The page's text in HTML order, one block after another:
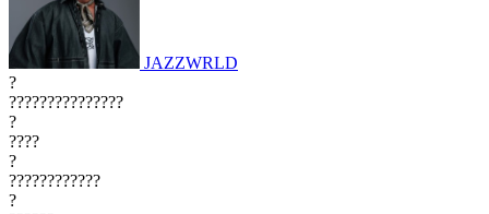
JAZZWRLD
?
???????????????
?
????
?
????????????
?